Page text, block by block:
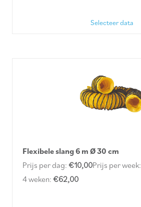
Selecteer data
Flexibele slang 6 m Ø 30 cm
Prijs per dag: €10,00Prijs per week:
4 weken: €62,00